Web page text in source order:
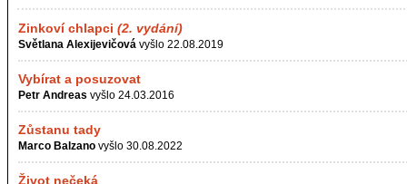
Zinkoví chlapci (2. vydání)
Světlana Alexijevičová vyšlo 22.08.2019
Vybírat a posuzovat
Petr Andreas vyšlo 24.03.2016
Zůstanu tady
Marco Balzano vyšlo 30.08.2022
Život nečeká